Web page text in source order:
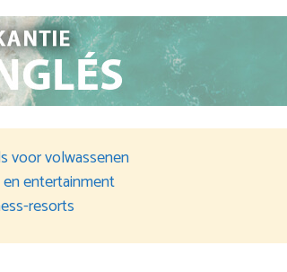
voor volwassenen
entertainment
resorts